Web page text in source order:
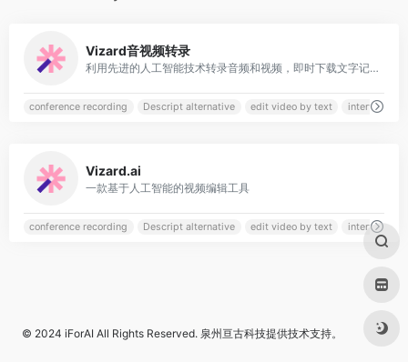
Vizard音视频转录
利用先进的人工智能技术转录音频和视频，即时下载文字记录，确保会议、采访、播客、讲座和音频
conference recording Descript alternative edit video by text interview
Vizard.ai
一款基于人工智能的视频编辑工具
conference recording Descript alternative edit video by text interview
© 2024 iForAI All Rights Reserved. 泉州亘古科技提供技术支持。